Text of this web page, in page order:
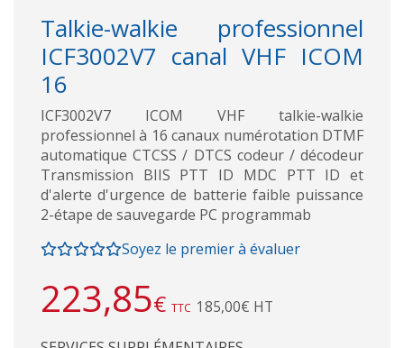
Talkie-walkie professionnel
ICF3002V7 canal VHF ICOM
16
ICF3002V7 ICOM VHF talkie-walkie
professionnel à 16 canaux numérotation DTMF
automatique CTCSS / DTCS codeur / décodeur
Transmission BIIS PTT ID MDC PTT ID et
d'alerte d'urgence de batterie faible puissance
2-étape de sauvegarde PC programmab
Soyez le premier à évaluer
223,85€ TTC 185,00€ HT